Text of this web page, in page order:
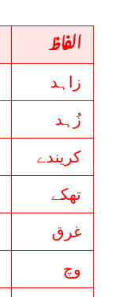
الفاظ
زاہد
زُہد
کریندے
تھکے
غرق
وچ